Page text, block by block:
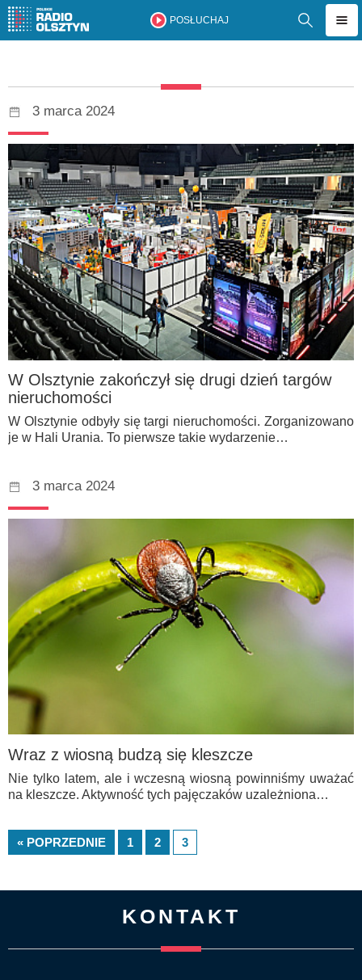
POSŁUCHAJ
3 marca 2024
W Olsztynie zakończył się drugi dzień targów
nieruchomości
W Olsztynie odbyły się targi nieruchomości. Zorganizowano
je w Hali Urania. To pierwsze takie wydarzenie…
3 marca 2024
Wraz z wiosną budzą się kleszcze
Nie tylko latem, ale i wczesną wiosną powinniśmy uważać
na kleszcze. Aktywność tych pajęczaków uzależniona…
« POPRZEDNIE 1 2 3
KONTAKT